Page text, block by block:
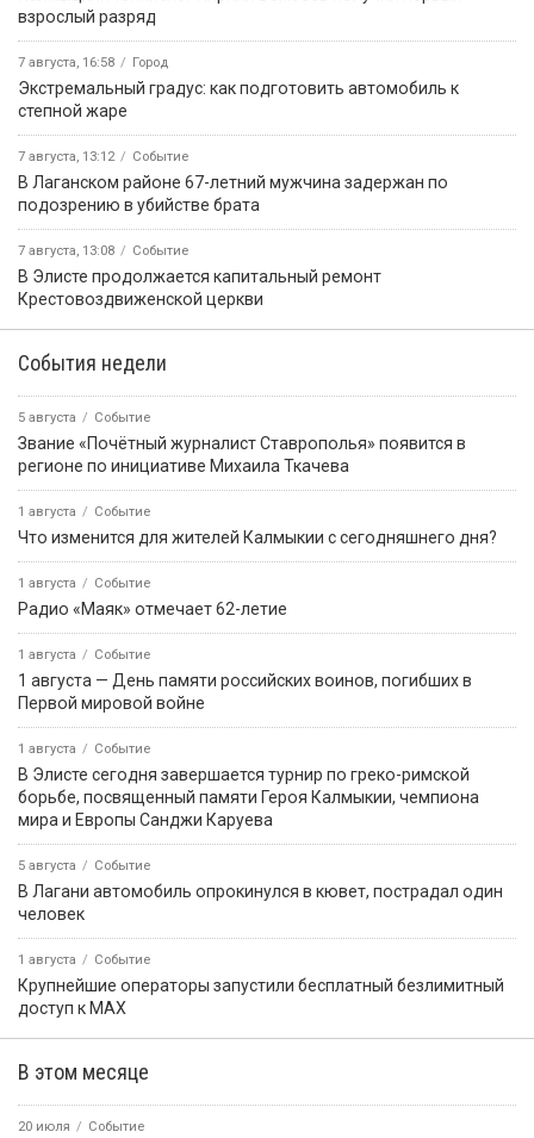
взрослый разряд
7 августа, 16:58 Город
Экстремальный градус: как подготовить автомобиль к
степной жаре
7 августа, 13:12 Событие
В Лаганском районе 67-летний мужчина задержан по
подозрению в убийстве брата
7 августа, 13:08 Событие
В Элисте продолжается капитальный ремонт
Крестовоздвиженской церкви
События недели
5 августа Событие
Звание «Почётный журналист Ставрополья» появится в
регионе по инициативе Михаила Ткачева
1 августа Событие
Что изменится для жителей Калмыкии с сегодняшнего дня?
1 августа Событие
Радио «Маяк» отмечает 62-летие
1 августа Событие
1 августа — День памяти российских воинов, погибших в
Первой мировой войне
1 августа Событие
В Элисте сегодня завершается турнир по греко-римской
борьбе, посвященный памяти Героя Калмыкии, чемпиона
мира и Европы Санджи Каруева
5 августа Событие
В Лагани автомобиль опрокинулся в кювет, пострадал один
человек
1 августа Событие
Крупнейшие операторы запустили бесплатный безлимитный
доступ к MAX
В этом месяце
20 июля Событие